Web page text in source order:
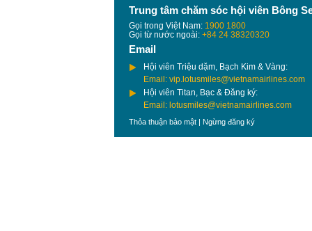
Trung tâm chăm sóc hội viên Bông
Gọi trong Việt Nam: 1900 1800
Gọi từ nước ngoài: +84 24 38320320
Email
Hội viên Triệu dặm, Bạch Kim & Vàng:
Email: vip.lotusmiles@vietnamairlines.com
Hội viên Titan, Bạc & Đăng ký:
Email: lotusmiles@vietnamairlines.com
Thỏa thuận bảo mật | Ngừng đăng ký